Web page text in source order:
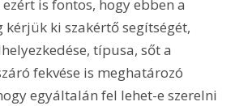
is fontos, hogy ebben a
ki szakértő segítségét,
típusa, sőt a
fekvése is meghatározó
egyáltalán fel lehet-e szerelni